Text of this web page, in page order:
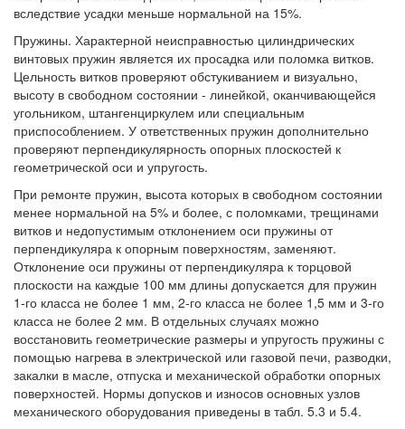
вследствие усадки меньше нормальной на 15%.
Пружины. Характерной неисправностью цилиндрических
винтовых пружин является их просадка или поломка витков.
Цельность витков проверяют обстукиванием и визуально,
высоту в свободном состоянии - линейкой, оканчивающейся
угольником, штангенциркулем или специальным
приспособлением. У ответственных пружин дополнительно
проверяют перпендикулярность опорных плоскостей к
геометрической оси и упругость.
При ремонте пружин, высота которых в свободном состоянии
менее нормальной на 5% и более, с поломками, трещинами
витков и недопустимым отклонением оси пружины от
перпендикуляра к опорным поверхностям, заменяют.
Отклонение оси пружины от перпендикуляра к торцовой
плоскости на каждые 100 мм длины допускается для пружин
1-го класса не более 1 мм, 2-го класса не более 1,5 мм и 3-го
класса не более 2 мм. В отдельных случаях можно
восстановить геометрические размеры и упругость пружины с
помощью нагрева в электрической или газовой печи, разводки,
закалки в масле, отпуска и механической обработки опорных
поверхностей. Нормы допусков и износов основных узлов
механического оборудования приведены в табл. 5.3 и 5.4.